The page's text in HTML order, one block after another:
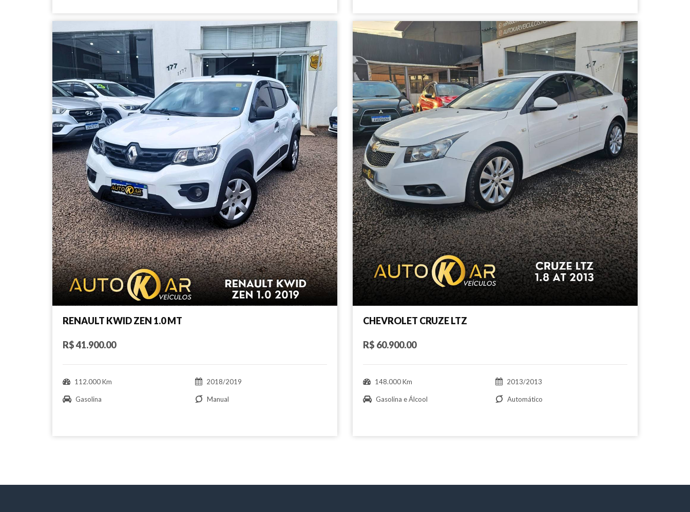
RENAULT KWID ZEN 1.0 MT
R$ 41.900.00
112.000 Km 2018/2019
Gasolina Manual
CHEVROLET CRUZE LTZ
R$ 60.900.00
148.000 Km 2013/2013
Gasolina e Álcool Automático